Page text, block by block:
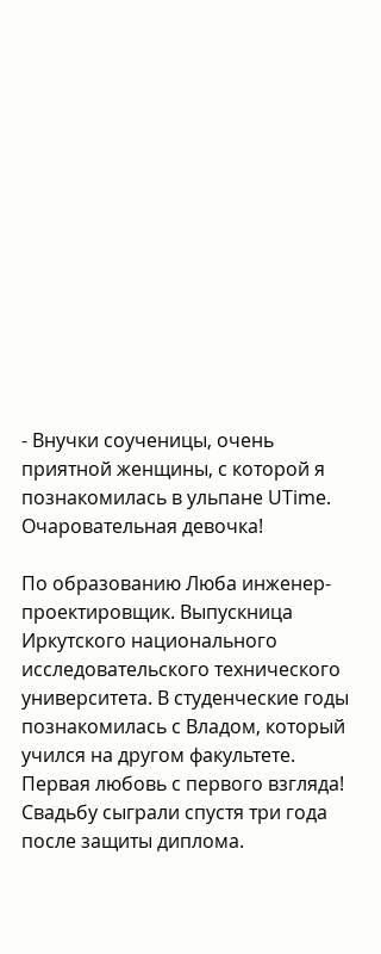
- Внучки соученицы, очень
приятной женщины, с которой я
познакомилась в ульпане UTime.
Очаровательная девочка!
По образованию Люба инженер-
проектировщик. Выпускница
Иркутского национального
исследовательского технического
университета. В студенческие годы
познакомилась с Владом, который
учился на другом факультете.
Первая любовь с первого взгляда!
Свадьбу сыграли спустя три года
после защиты диплома.